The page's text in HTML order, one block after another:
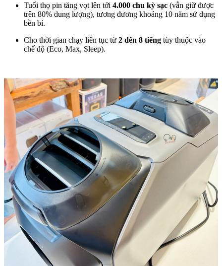
Tuổi thọ pin tăng vọt lên tới 4.000 chu kỳ sạc (vẫn giữ được
trên 80% dung lượng), tương đương khoảng 10 năm sử dụng
bền bỉ.
Cho thời gian chạy liên tục từ 2 đến 8 tiếng tùy thuộc vào
chế độ (Eco, Max, Sleep).